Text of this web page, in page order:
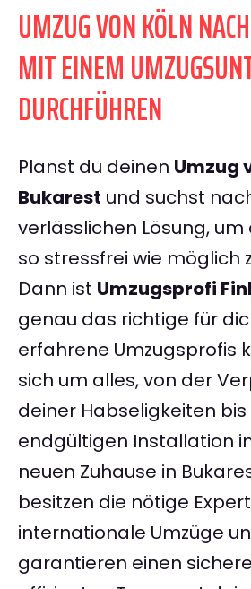
UMZUG VON KÖLN
MIT EINEM
DURCHFÜHREN
Planst du deinen Umzug
Bukarest und suchst
verlässlichen Lösung, um
so stressfrei wie möglich
Dann ist Umzugsprofi
genau das richtige für
erfahrene Umzugsprofis
sich um alles, von der
deiner Habseligkeiten bis
endgültigen Installation
neuen Zuhause in
besitzen die nötige
internationale Umzüge
garantieren einen